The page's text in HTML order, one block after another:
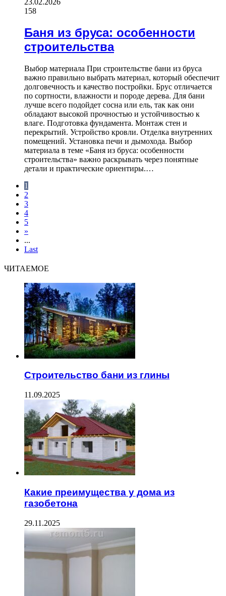
158
Баня из бруса: особенности
строительства
Выбор материала При строительстве бани из бруса
важно правильно выбрать материал, который обеспечит
долговечность и качество постройки. Брус отличается
по сортности, влажности и породе дерева. Для бани
лучше всего подойдет сосна или ель, так как они
обладают высокой прочностью и устойчивостью к
влаге. Подготовка фундамента. Монтаж стен и
перекрытий. Устройство кровли. Отделка внутренних
помещений. Установка печи и дымохода. Выбор
материала в теме «Баня из бруса: особенности
строительства» важно раскрывать через понятные
детали и практические ориентиры.…
1
2
3
4
5
»
...
Last
ЧИТАЕМОЕ
Строительство бани из глины
11.09.2025
Какие преимущества у дома из
газобетона
29.11.2025